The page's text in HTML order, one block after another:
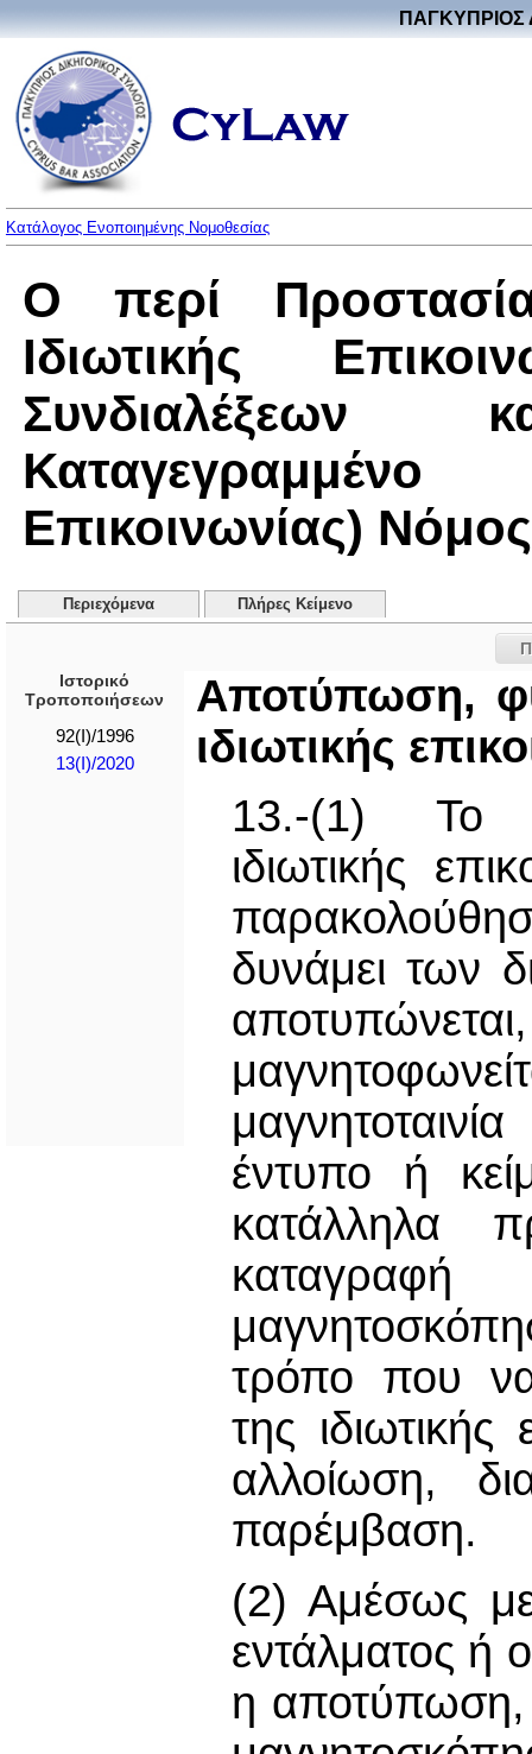
ΠΑΓΚΥΠΡΙΟΣ
Κατάλογος Ενοποιημένης Νομοθεσίας
Ο περί
Ιδιωτικής
Καταγεγραμμένο
Επικοινωνίας)
Περιεχόμενα Πλήρες Κείμενο
Ιστορικό
Τροποποιήσεων
92(I)/1996
13(I)/2020
Αποτύπωση,
ιδιωτικής
13.-(1) Το
ιδιωτικής
δυνάμει των
έντυπο ή
κατάλληλα
τρόπο που να
της
αλλοίωση,
παρέμβαση.
(2) Αμέσως
εντάλματος ή
η